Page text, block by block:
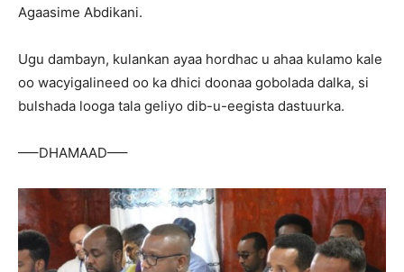
Agaasime Abdikani.
Ugu dambayn, kulankan ayaa hordhac u ahaa kulamo kale
oo wacyigalineed oo ka dhici doonaa gobolada dalka, si
bulshada looga tala geliyo dib-u-eegista dastuurka.
—–DHAMAAD—–